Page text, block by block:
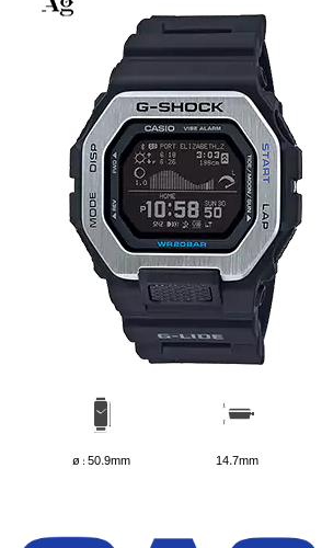
ø : 50.9mm 14.7mm